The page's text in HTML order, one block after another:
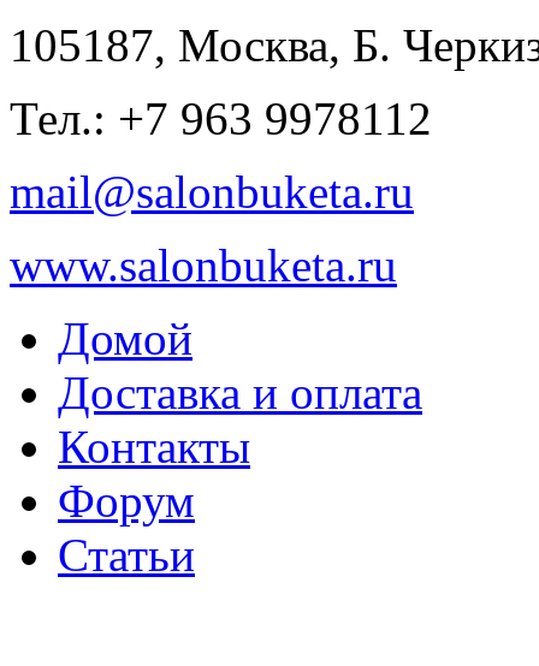
105187, Москва, Б.
Тел.: +7 963 9978112
mail@salonbuketa.ru
www.salonbuketa.ru
Домой
Доставка и оплата
Контакты
Форум
Статьи